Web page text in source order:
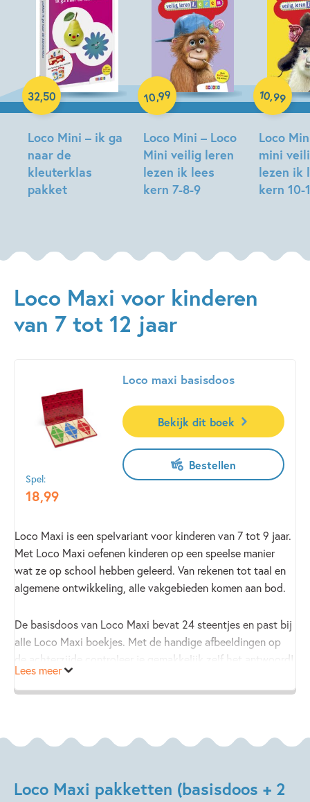
Loco Mini – ik ga
naar de
kleuterklas
pakket
32,50
Paperback
Loco Mini – Loco
Mini veilig leren
lezen ik lees
kern 7-8-9
10,99
Paperback
Loco
mini
lezen ik
kern 10-
10,99
Paperback
Loco Maxi voor kinderen
van 7 tot 12 jaar
Spel:
18,99
Loco maxi basisdoos
Bekijk dit boek
Bestellen
Loco Maxi is een spelvariant voor kinderen van 7 tot 9 jaar.
Met Loco Maxi oefenen kinderen op een speelse manier
wat ze op school hebben geleerd. Van rekenen tot taal en
algemene ontwikkeling, alle vakgebieden komen aan bod.
De basisdoos van Loco Maxi bevat 24 steentjes en past bij
alle Loco Maxi boekjes. Met de handige afbeeldingen op
de achterzijde controleer je gemakkelijk zelf het antwoord!
Lees meer
Loco Maxi pakketten (basisdoos + 2